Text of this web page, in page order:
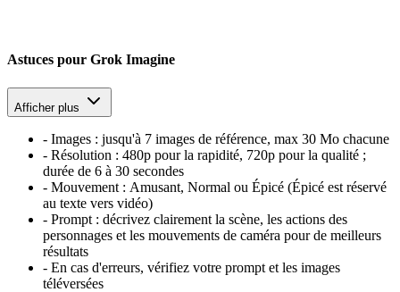
Astuces pour Grok Imagine
Afficher plus
- Images : jusqu'à 7 images de référence, max 30 Mo chacune
- Résolution : 480p pour la rapidité, 720p pour la qualité ;
durée de 6 à 30 secondes
- Mouvement : Amusant, Normal ou Épicé (Épicé est réservé
au texte vers vidéo)
- Prompt : décrivez clairement la scène, les actions des
personnages et les mouvements de caméra pour de meilleurs
résultats
- En cas d'erreurs, vérifiez votre prompt et les images
téléversées